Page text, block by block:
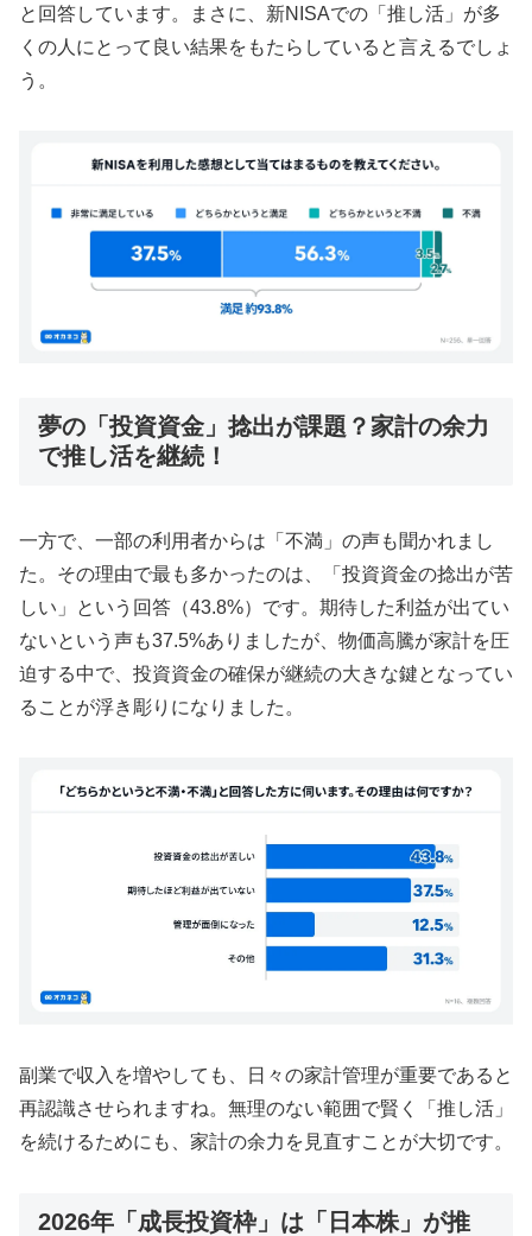
と回答しています。まさに、新NISAでの「推し活」が多
くの人にとって良い結果をもたらしていると言えるでしょ
う。
夢の「投資資金」捻出が課題？家計の余力
で推し活を継続！
一方で、一部の利用者からは「不満」の声も聞かれまし
た。その理由で最も多かったのは、「投資資金の捻出が苦
しい」という回答（43.8%）です。期待した利益が出てい
ないという声も37.5%ありましたが、物価高騰が家計を圧
迫する中で、投資資金の確保が継続の大きな鍵となってい
ることが浮き彫りになりました。
副業で収入を増やしても、日々の家計管理が重要であると
再認識させられますね。無理のない範囲で賢く「推し活」
を続けるためにも、家計の余力を見直すことが大切です。
2026年「成長投資枠」は「日本株」が推